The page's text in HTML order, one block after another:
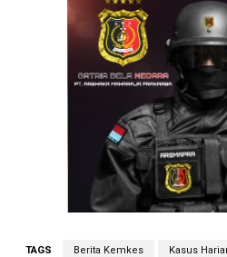
TAGS Berita Kemkes Kasus